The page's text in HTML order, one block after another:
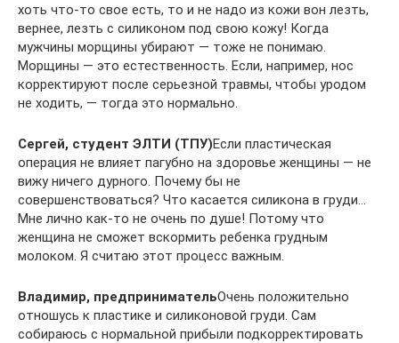
хоть что-то свое есть, то и не надо из кожи вон лезть,
вернее, лезть с силиконом под свою кожу! Когда
мужчины морщины убирают — тоже не понимаю.
Морщины — это естественность. Если, например, нос
корректируют после серьезной травмы, чтобы уродом
не ходить, — тогда это нормально.
Сергей, студент ЭЛТИ (ТПУ)Если пластическая
операция не влияет пагубно на здоровье женщины — не
вижу ничего дурного. Почему бы не
совершенствоваться? Что касается силикона в груди…
Мне лично как-то не очень по душе! Потому что
женщина не сможет вскормить ребенка грудным
молоком. Я считаю этот процесс важным.
Владимир, предпринимательОчень положительно
отношусь к пластике и силиконовой груди. Сам
собираюсь с нормальной прибыли подкорректировать